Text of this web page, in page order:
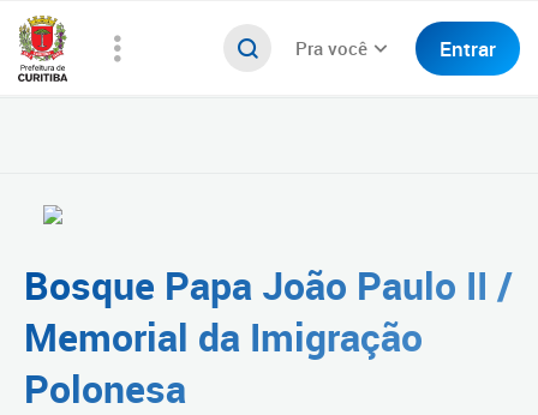
Pra você Entrar
Bosque Papa João Paulo II /
Memorial da Imigração
Polonesa